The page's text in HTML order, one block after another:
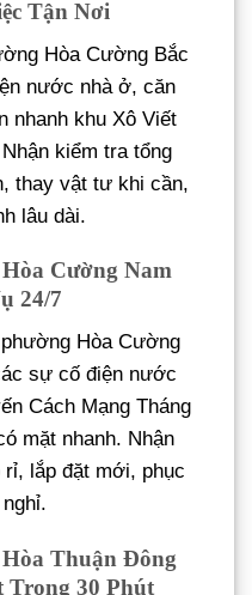
Tận Nơi
Hòa Cường Bắc
nước nhà ở, căn
nhanh khu Xô Viết
kiểm tra tổng
thay vật tư khi cần,
lâu dài.
Cường Nam
24/7
Hòa Cường
sự cố điện nước
Cách Mạng Tháng
mặt nhanh. Nhận
lắp đặt mới, phục
Thuận Đông
Trong 30 Phút